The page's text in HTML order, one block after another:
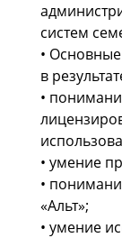
систем
•
в
•
• умение
•
«Альт»;
• умение